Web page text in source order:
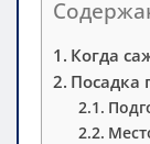
Когда
Посадка